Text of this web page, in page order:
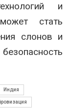
и
стать
слонов и
Индия